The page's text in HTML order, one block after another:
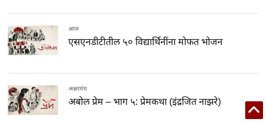
आज
एसएनडीटीतील ५० विद्यार्थिनींना मोफत भोजन
अक्षरमंच
अबोल प्रेम – भाग ५: प्रेमकथा (इंद्रजित नाझरे)